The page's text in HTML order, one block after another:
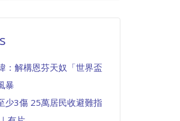
解構恩芬天奴「世界盃
暴
少3傷 25萬居民收避難指